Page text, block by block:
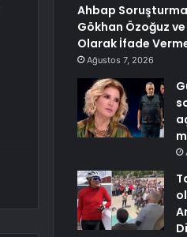
Ahbap
Gökhan Özoğuz
Olarak İfade
Ağustos 7, 2026